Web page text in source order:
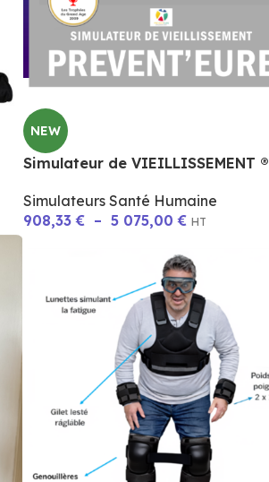
NEW
Simulateur de VIEILLISSEMENT ®
Simulateurs Santé Humaine
908,33€ – 5 075,00€ HT